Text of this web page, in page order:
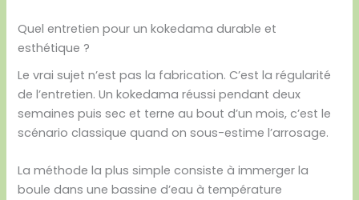
Quel entretien pour un kokedama durable et
esthétique ?
Le vrai sujet n’est pas la fabrication. C’est la régularité
de l’entretien. Un kokedama réussi pendant deux
semaines puis sec et terne au bout d’un mois, c’est le
scénario classique quand on sous-estime l’arrosage.
La méthode la plus simple consiste à immerger la
boule dans une bassine d’eau à température